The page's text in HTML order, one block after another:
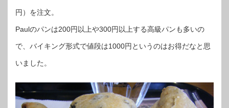
円）を注文。
Paulのパンは200円以上や300円以上する高級パンも多いの
で、バイキング形式で値段は1000円というのはお得だなと思
いました。